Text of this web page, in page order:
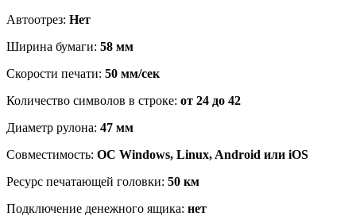
Автоотрез: Нет
Ширина бумаги: 58 мм
Скорости печати: 50 мм/сек
Количество символов в строке: от 24 до 42
Диаметр рулона: 47 мм
Совместимость: ОС Windows, Linux, Android или iOS
Ресурс печатающей головки: 50 км
Подключение денежного ящика: нет